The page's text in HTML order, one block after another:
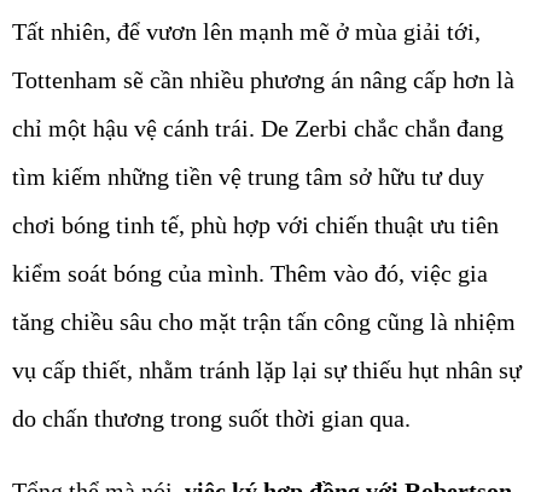
Tất nhiên, để vươn lên mạnh mẽ ở mùa giải tới,
Tottenham sẽ cần nhiều phương án nâng cấp hơn là
chỉ một hậu vệ cánh trái. De Zerbi chắc chắn đang
tìm kiếm những tiền vệ trung tâm sở hữu tư duy
chơi bóng tinh tế, phù hợp với chiến thuật ưu tiên
kiểm soát bóng của mình. Thêm vào đó, việc gia
tăng chiều sâu cho mặt trận tấn công cũng là nhiệm
vụ cấp thiết, nhằm tránh lặp lại sự thiếu hụt nhân sự
do chấn thương trong suốt thời gian qua.